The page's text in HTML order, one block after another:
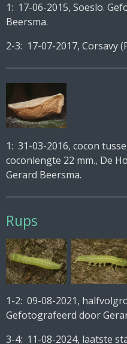
1: 17-06-2015, Soeslo.
Beersma.
2-3: 17-07-2017, Corsavy
1: 31-03-2016, cocon
coconlengte 22 mm., De
Gerard Beersma.
Rups
1-2: 09-08-2021,
Gefotografeerd door
3-4: 11-08-2024, laatste